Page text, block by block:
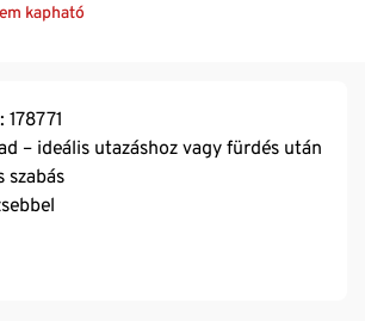
kapható
– ideális utazáshoz vagy fürdés után
szabás